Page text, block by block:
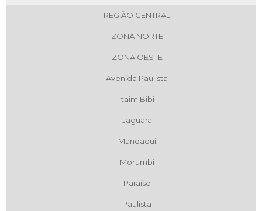
REGIÃO CENTRAL
ZONA NORTE
ZONA OESTE
Avenida Paulista
Itaim Bibi
Jaguara
Mandaqui
Morumbi
Paraíso
Paulista